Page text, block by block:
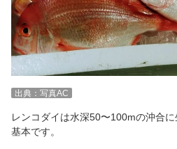
出典：写真AC
レンコダイは水深50〜100mの沖合
基本です。